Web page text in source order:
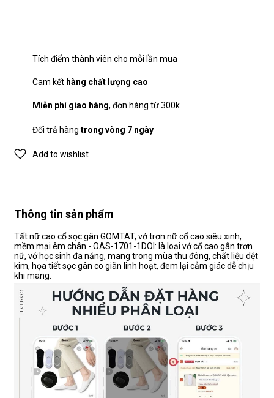
Cam kết hàng chất lượng cao
Miễn phí giao hàng, đơn hàng từ 300k
Đổi trả hàng trong vòng 7 ngày
Add to wishlist
Tích điểm thành viên cho mỗi lần mua
Thông tin sản phẩm
Tất nữ cao cổ sọc gân GOMTAT, vớ trơn nữ cổ cao siêu xinh,
mềm mại êm chân - OAS-1701-1DOI: là loại vớ cổ cao gân trơn
nữ, vớ học sinh đa năng, mang trong mùa thu đông, chất liệu dệt
kim, họa tiết sọc gân co giãn linh hoạt, đem lại cảm giác dễ chịu
khi mang.